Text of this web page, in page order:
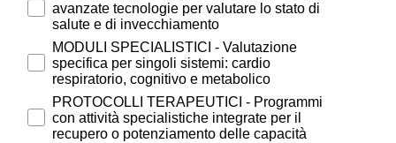
avanzate tecnologie per valutare lo stato di
salute e di invecchiamento
MODULI SPECIALISTICI - Valutazione
specifica per singoli sistemi: cardio
respiratorio, cognitivo e metabolico
PROTOCOLLI TERAPEUTICI - Programmi
con attività specialistiche integrate per il
recupero o potenziamento delle capacità